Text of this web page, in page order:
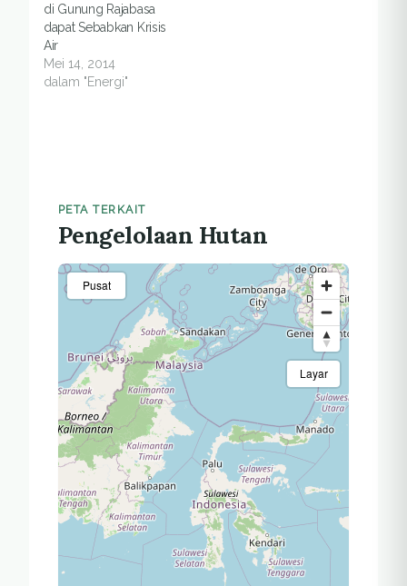
di Gunung Rajabasa
dapat Sebabkan Krisis
Air
Mei 14, 2014
dalam "Energi"
PETA TERKAIT
Pengelolaan Hutan
Pusat
Layar